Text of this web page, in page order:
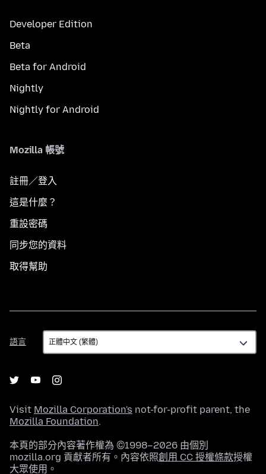
Developer Edition
Beta
Beta for Android
Nightly
Nightly for Android
Mozilla 帳號
註冊／登入
這是什麼？
重設密碼
同步您的資料
取得幫助
語言
語
言
Visit Mozilla Corporation's not-for-profit parent, the
Mozilla Foundation.
本頁的部分內容著作權為 ©1998–2026 由個別
mozilla.org 貢獻者所有。內容依照創用 CC 授權條款授權
大眾使用。